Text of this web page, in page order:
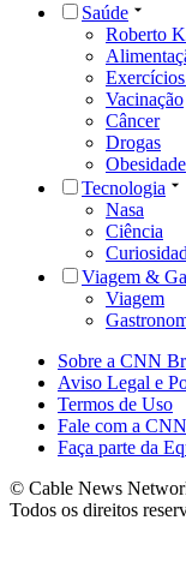
Saúde
Roberto
Vacinação
Câncer
Drogas
Obesidade
Tecnologia
Nasa
Ciência
Viagem &
Viagem
Sobre a CNN
Aviso Legal e
Termos de Uso
Fale com a CNN
Faça parte da
© Cable News
Todos os direitos